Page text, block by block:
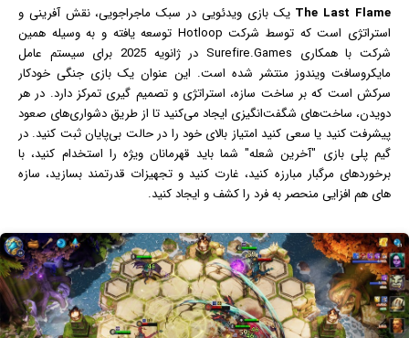
The Last Flame یکبازی ویدئویی در سبک ماجراجویی، نقش آفرینی و
استراتژی است که توسط شرکت Hotloop توسعه یافته و به وسیله همین
شرکت با همکاری Surefire.Games در ژانویه 2025 برای سیستم عامل
مایکروسافت ویندوز منتشر شده است. این عنوان یک بازی جنگی خودکار
سرکش است که بر ساخت سازه، استراتژی و تصمیم گیری تمرکز دارد. در هر
دویدن، ساخت‌های شگفت‌انگیزی ایجاد می‌کنید تا از طریق دشواری‌های صعود
پیشرفت کنید یا سعی کنید امتیاز بالای خود را در حالت بی‌پایان ثبت کنید. در
گیم پلی بازی "آخرین شعله" شما باید قهرمانان ویژه را استخدام کنید، با
برخوردهای مرگبار مبارزه کنید، غارت کنید و تجهیزات قدرتمند بسازید، سازه
های هم افزایی منحصر به فرد را کشف و ایجاد کنید.